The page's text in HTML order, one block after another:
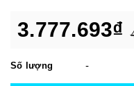
3.777.693₫
Số lượng -